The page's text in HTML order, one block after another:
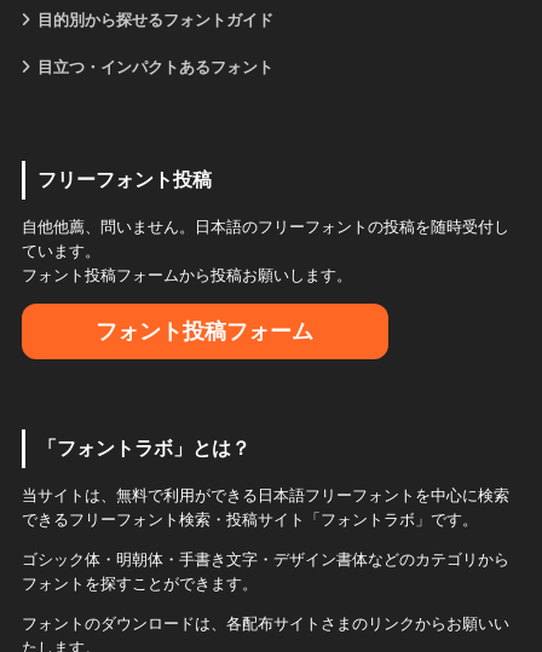
目的別から探せるフォントガイド
目立つ・インパクトあるフォント
フリーフォント投稿
自他他薦、問いません。日本語のフリーフォントの投稿を随時受付し
ています。
フォント投稿フォームから投稿お願いします。
フォント投稿フォーム
「フォントラボ」とは？
当サイトは、無料で利用ができる日本語フリーフォントを中心に検索
できるフリーフォント検索・投稿サイト「フォントラボ」です。
ゴシック体・明朝体・手書き文字・デザイン書体などのカテゴリから
フォントを探すことができます。
フォントのダウンロードは、各配布サイトさまのリンクからお願いい
たします。